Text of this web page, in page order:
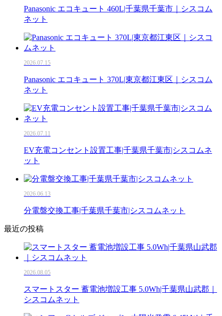
Panasonic エコキュート 460L|千葉県千葉市｜シスコム
ネット
2026.07.15
Panasonic エコキュート 370L|東京都江東区｜シスコム
ネット
2026.07.11
EV充電コンセント設置工事|千葉県千葉市|シスコムネ
ット
2026.06.13
分電盤交換工事|千葉県千葉市|シスコムネット
最近の投稿
2026.08.05
スマートスター 蓄電池増設工事 5.0Wh|千葉県山武郡｜
シスコムネット